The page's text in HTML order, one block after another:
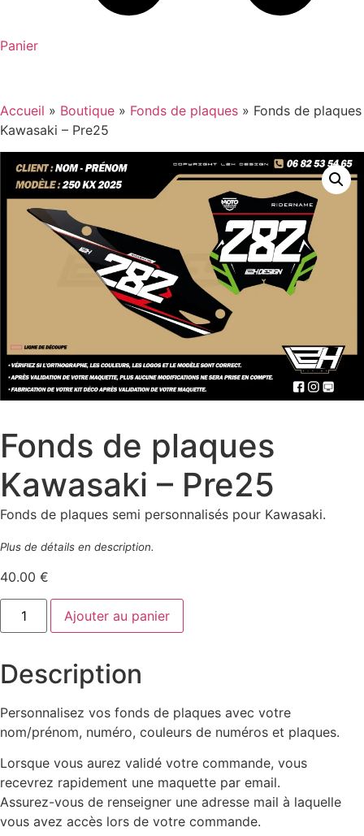
Panier
Accueil » Boutique » Fonds de plaques » Fonds de plaques
Kawasaki – Pre25
Fonds de plaques
Kawasaki – Pre25
Fonds de plaques semi personnalisés pour Kawasaki.
Plus de détails en description.
40.00 €
quantité
Fonds
Kawasaki
-
Ajouter au panier
Description
Personnalisez vos fonds de plaques avec votre
nom/prénom, numéro, couleurs de numéros et plaques.
Lorsque vous aurez validé votre commande, vous
recevrez rapidement une maquette par email.
Assurez-vous de renseigner une adresse mail à laquelle
vous avez accès lors de votre commande.